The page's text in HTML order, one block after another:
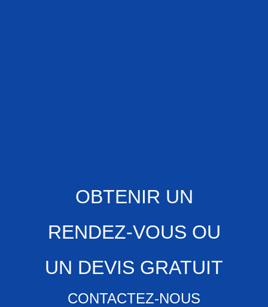
OBTENIR UN
RENDEZ-VOUS OU
UN DEVIS GRATUIT
CONTACTEZ-NOUS